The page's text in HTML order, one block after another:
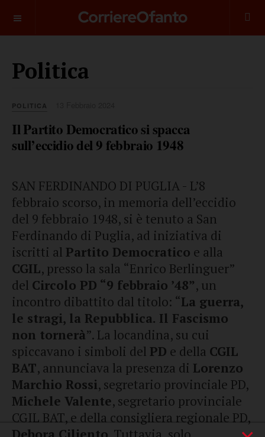
Politica
POLITICA
Il Partito Democratico si spacca
sull’eccidio del 9 febbraio 1948
SAN FERDINANDO DI PUGLIA - L’8
febbraio scorso, in memoria dell’eccidio
del 9 febbraio 1948, si è tenuto a San
Ferdinando di Puglia, ad iniziativa di
iscritti al Partito Democratico e alla
CGIL, presso la sala “Enrico Berlinguer”
del Circolo PD “9 febbraio ’48”, un
incontro dibattito dal titolo: “La guerra,
le stragi, la Repubblica. Il Fascismo
non tornerà”. La locandina, su cui
spiccavano i simboli del PD e della CGIL
BAT, annunciava la presenza di Lorenzo
Marchio Rossi, segretario provinciale PD,
Michele Valente, segretario provinciale
CGIL BAT, e della consigliera regionale PD,